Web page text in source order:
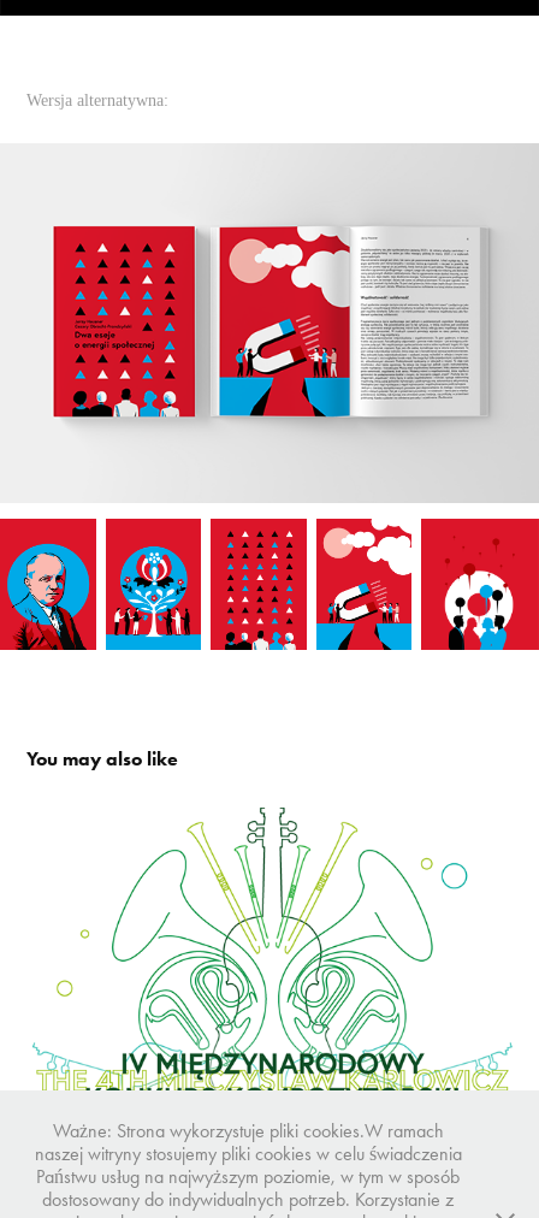
Wersja alternatywna:
You may also like
MIĘDZYNARODOWY KONKURS KOMPOZYTORSKI
Ważne: Strona wykorzystuje pliki cookies.W ramach
naszej witryny stosujemy pliki cookies w celu świadczenia
Państwu usług na najwyższym poziomie, w tym w sposób
dostosowany do indywidualnych potrzeb. Korzystanie z